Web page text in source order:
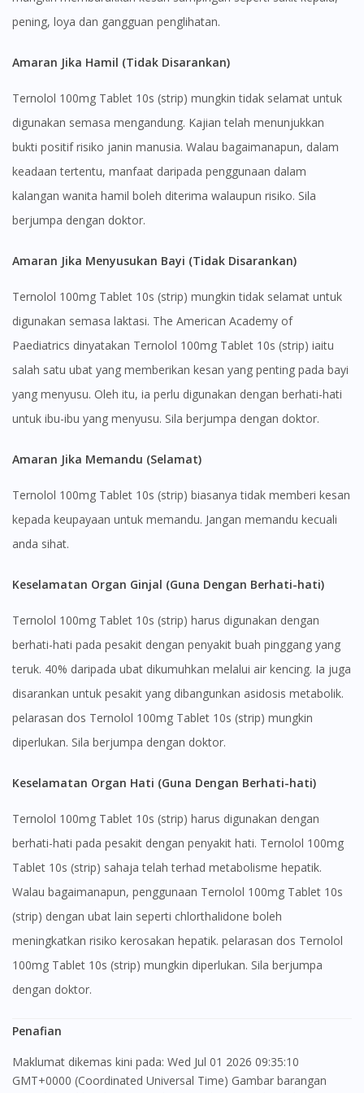
site.
To serve you better, would you like to head over to
Continue to DoctorOnCall Singapore
No, please do not redirect me
pening, loya dan gangguan penglihatan.
Amaran Jika Hamil (Tidak Disarankan)
Ternolol 100mg Tablet 10s (strip) mungkin tidak selamat untuk
digunakan semasa mengandung. Kajian telah menunjukkan
bukti positif risiko janin manusia. Walau bagaimanapun, dalam
keadaan tertentu, manfaat daripada penggunaan dalam
kalangan wanita hamil boleh diterima walaupun risiko. Sila
berjumpa dengan doktor.
Amaran Jika Menyusukan Bayi (Tidak Disarankan)
Ternolol 100mg Tablet 10s (strip) mungkin tidak selamat untuk
digunakan semasa laktasi. The American Academy of
Paediatrics dinyatakan Ternolol 100mg Tablet 10s (strip) iaitu
salah satu ubat yang memberikan kesan yang penting pada bayi
yang menyusu. Oleh itu, ia perlu digunakan dengan berhati-hati
untuk ibu-ibu yang menyusu. Sila berjumpa dengan doktor.
Amaran Jika Memandu (Selamat)
Ternolol 100mg Tablet 10s (strip) biasanya tidak memberi kesan
kepada keupayaan untuk memandu. Jangan memandu kecuali
anda sihat.
Keselamatan Organ Ginjal (Guna Dengan Berhati-hati)
Ternolol 100mg Tablet 10s (strip) harus digunakan dengan
berhati-hati pada pesakit dengan penyakit buah pinggang yang
teruk. 40% daripada ubat dikumuhkan melalui air kencing. Ia juga
disarankan untuk pesakit yang dibangunkan asidosis metabolik.
pelarasan dos Ternolol 100mg Tablet 10s (strip) mungkin
diperlukan. Sila berjumpa dengan doktor.
Keselamatan Organ Hati (Guna Dengan Berhati-hati)
Ternolol 100mg Tablet 10s (strip) harus digunakan dengan
berhati-hati pada pesakit dengan penyakit hati. Ternolol 100mg
Tablet 10s (strip) sahaja telah terhad metabolisme hepatik.
Walau bagaimanapun, penggunaan Ternolol 100mg Tablet 10s
(strip) dengan ubat lain seperti chlorthalidone boleh
meningkatkan risiko kerosakan hepatik. pelarasan dos Ternolol
100mg Tablet 10s (strip) mungkin diperlukan. Sila berjumpa
dengan doktor.
Penafian
Maklumat dikemas kini pada: Wed Jul 01 2026 09:35:10
GMT+0000 (Coordinated Universal Time) Gambar barangan